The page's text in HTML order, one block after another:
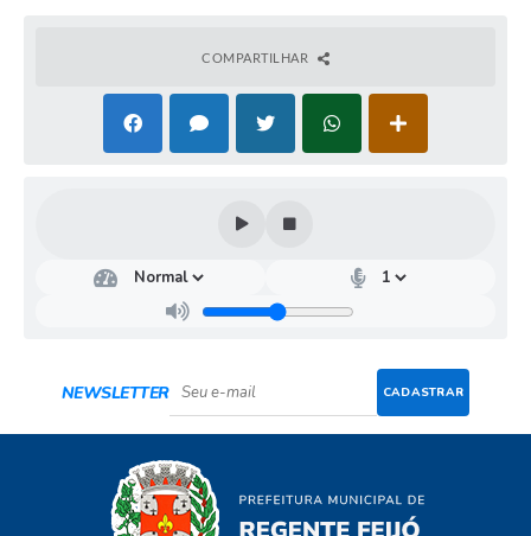
COMPARTILHAR
NEWSLETTER CADASTRAR